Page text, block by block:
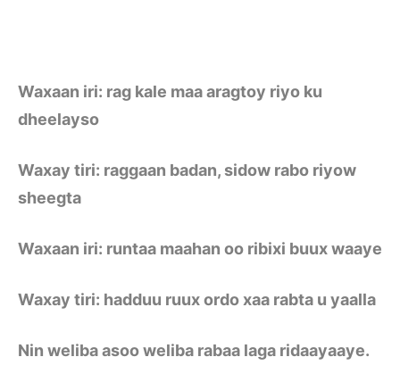
Waxaan iri: rag kale maa aragtoy riyo ku
dheelayso
Waxay tiri: raggaan badan, sidow rabo riyow
sheegta
Waxaan iri: runtaa maahan oo ribixi buux waaye
Waxay tiri: hadduu ruux ordo xaa rabta u yaalla
Nin weliba asoo weliba rabaa laga ridaayaaye.